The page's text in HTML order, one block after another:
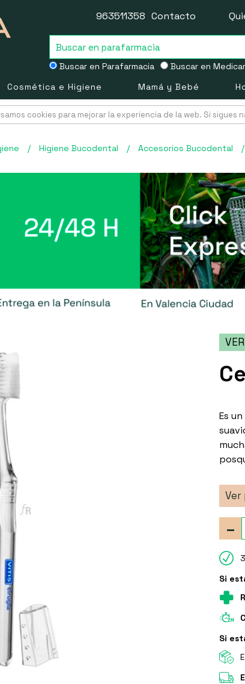
Buscar en Parafarmacia Buscar en
963511358 Contacto
Cosmética e Higiene Mamá y Bebé
cookies para mejorar la experiencia de la web. Si sigues
/ Higiene Bucodental / Accesorios Bucodental /
Es
Ver
-
Si
Si